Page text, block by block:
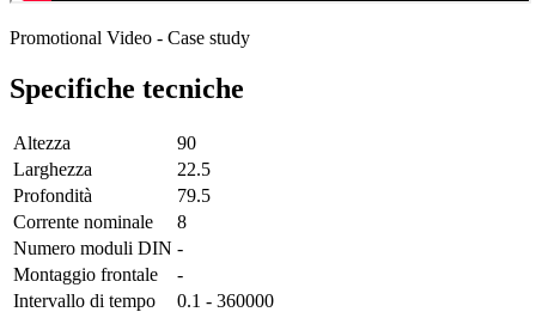
Promotional Video - Case study
Specifiche tecniche
Altezza
90
Larghezza
22.5
Profondità
79.5
Corrente nominale
8
Numero moduli DIN -
Montaggio frontale
-
Intervallo di tempo
0.1 - 360000